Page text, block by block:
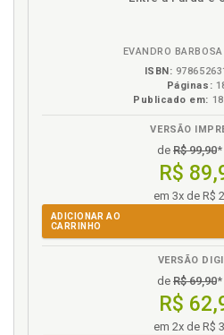
do Direito. Ernesto
Uma leitura do instituto do
econômica do Direito: a
referenciais do mercado?
Vinicius Machado R.
eficiência dos contratos
planos de saúde, p. 113
EVANDRO
ISBN:
Páginas:
Publicado em:
VERSÃO
de R$ 99,90
R$
em 3x de R$
ADICIONAR AO
CARRINHO
VERSÃO
de R$ 69,90
R$
em 2x de R$